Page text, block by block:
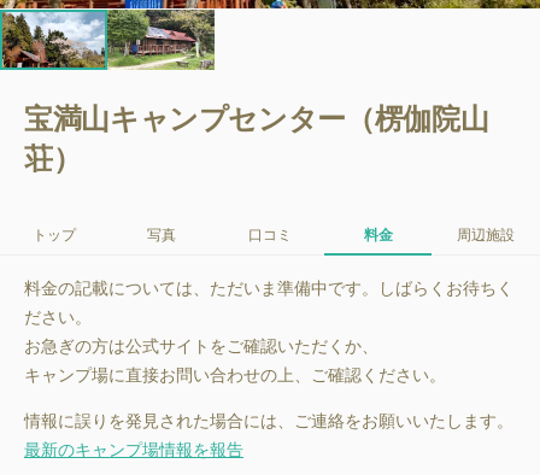
宝満山キャンプセンター（楞伽院山
荘）
トップ 写真 口コミ 料金 周辺施設
料金の記載については、ただいま準備中です。しばらくお待ちく
ださい。
お急ぎの方は公式サイトをご確認いただくか、
キャンプ場に直接お問い合わせの上、ご確認ください。
情報に誤りを発見された場合には、ご連絡をお願いいたします。
最新のキャンプ場情報を報告